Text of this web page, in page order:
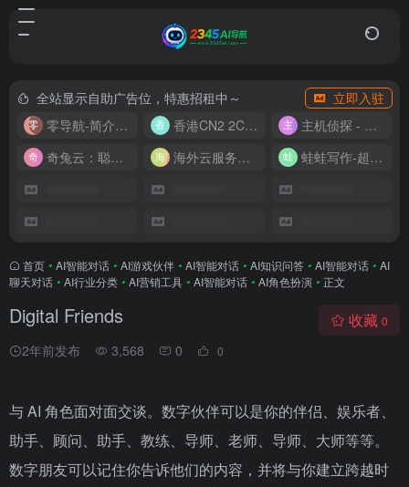
全站显示自助广告位，特惠招租中～
立即入驻
零导航-简介实用的网址导航
香港CN2 2C2G20M 9.9/月
主机侦探 - 少花钱，用好云
奇兔云：聪明人的“省”钱计划！
海外云服务器全网最低价 蛙蛙写作-超级AI智能写作助手
首页 • AI智能对话 • AI游戏伙伴 • AI智能对话 • AI知识问答 • AI智能对话 • AI
聊天对话 • AI行业分类 • AI营销工具 • AI智能对话 • AI角色扮演 • 正文
Digital Friends
2年前发布 3,568 0 0
收藏 0
与 AI 角色面对面交谈。数字伙伴可以是你的伴侣、娱乐者、
助手、顾问、助手、教练、导师、老师、导师、大师等等。
数字朋友可以记住你告诉他们的内容，并将与你建立跨越时